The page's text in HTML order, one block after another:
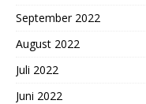
September 2022
August 2022
Juli 2022
Juni 2022